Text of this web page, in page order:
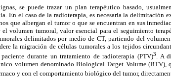
se puede trazar un plan terapéutico basado,
En el caso de la radioterapia, es necesaria la delimitación
que albergan el tumor o que se encuentran en sus
volumen tumoral, valor esencial para el seguimiento
delimitados por medio de CT, partiendo del
la migración de células tumorales a los tejidos
durante un tratamiento de radioterapia (PTV)3
. A
volumen denominado Biological Target Volume (BTV),
y con el comportamiento biológico del tumor,